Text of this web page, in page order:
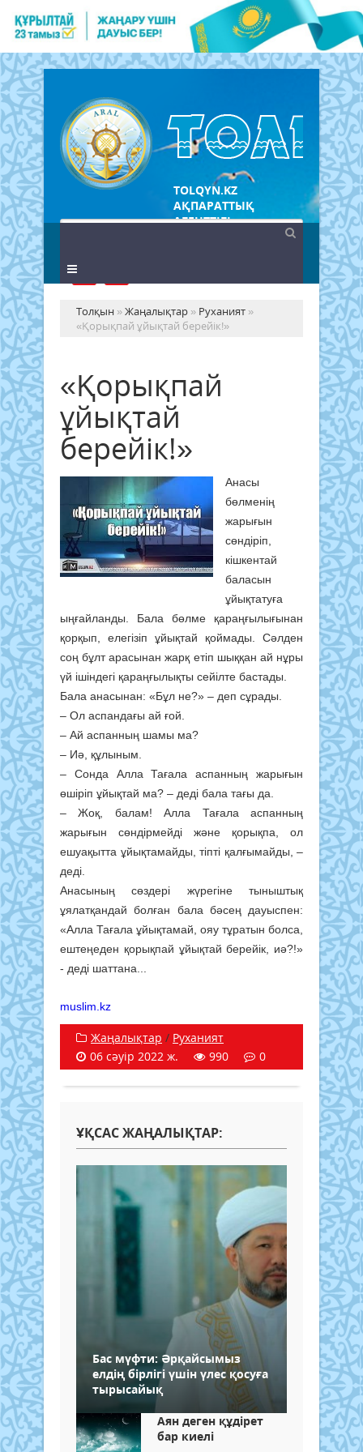
TOLQYN.KZ
АҚПАРАТТЫҚ
АГЕНТТІГІ
Толқын »Жаңалықтар » Руханият »
«Қорықпай ұйықтай берейік!»
«Қорықпай
ұйықтай
берейік!»
Анасы
бөлменің
жарығын
сөндіріп,
кішкентай
баласын
ұйықтатуға
ыңғайланды. Бала бөлме қараңғылығынан
қорқып, елегізіп ұйықтай қоймады. Сәлден
соң бұлт арасынан жарқ етіп шыққан ай нұры
үй ішіндегі қараңғылықты сейілте бастады.
Бала анасынан: «Бұл не?» – деп сұрады.
– Ол аспандағы ай ғой.
– Ай аспанның шамы ма?
– Иә, құлыным.
– Сонда Алла Тағала аспанның жарығын
өшіріп ұйықтай ма? – деді бала тағы да.
– Жоқ, балам! Алла Тағала аспанның
жарығын сөндірмейді және қорықпа, ол
ешуақытта ұйықтамайды, тіпті қалғымайды, –
деді.
Анасының сөздері жүрегіне тыныштық
ұялатқандай болған бала бәсең дауыспен:
«Алла Тағала ұйықтамай, ояу тұратын болса,
ештеңеден қорықпай ұйықтай берейік, иә?!»
- деді шаттана...
muslim.kz
Жаңалықтар / Руханият
06 сәуір 2022 ж.
990 0
ҰҚСАС ЖАҢАЛЫҚТАР:
Бас мүфти: Әрқайсымыз
елдің бірлігі үшін үлес қосуға
тырысайық
Аян деген құдірет
бар киелі